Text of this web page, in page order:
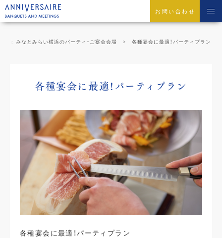
お問い合わせ
フェ みなとみらい横浜のパーティ・ご宴会会場 各種宴会に最適！パーティプラン
各種宴会に最適！パーティプラン
各種宴会に最適！パーティプラン